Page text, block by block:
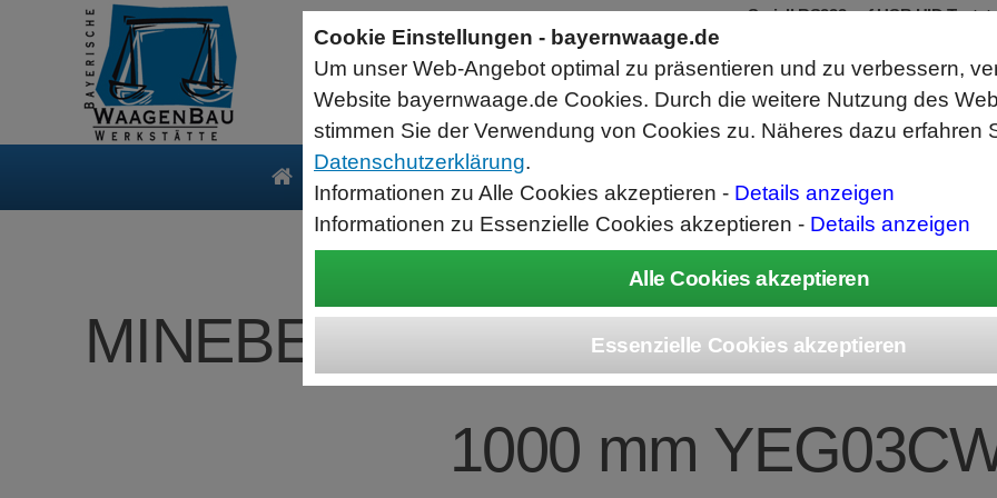
MINEBEA INTEC Grubenrahmen
1000 mm
Produkte Service
Seriell RS232 auf USB HID Tastatur
Schnittstellenkonverter
RS232 Daten in Computer Anwendungen schreiben.
Funktioniert wie eine USB Tastatur, Ausgabe an Cursor Position.
Verwendet Standard USB Tastatur Systemtreiber
Datenbearbeitung vor Ausgabe möglich.
AutoCheck 1002 -
Schnelle
Abwurfrichtung Gut links/
Cookie Einstellungen - bayernwaage.de
Um unser Web-Angebot optimal zu präsentieren und zu verbessern,
Website bayernwaage.de Cookies. Durch die weitere Nutzung des
stimmen Sie der Verwendung von Cookies zu. Näheres dazu erfahren
Datenschutzerklärung.
Informationen zu Alle Cookies akzeptieren - Details anzeigen
Informationen zu Essenzielle Cookies akzeptieren - Details anzeigen